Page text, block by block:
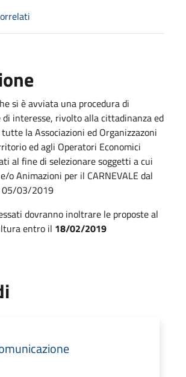
si è avviata una procedura di
interesse, rivolto alla cittadinanza ed
la Associazioni ed Organizzazoni
ed agli Operatori Economici
al fine di selezionare soggetti a cui
o Animazioni per il CARNEVALE dal
03/2019
dovranno inoltrare le proposte al
entro il 18/02/2019